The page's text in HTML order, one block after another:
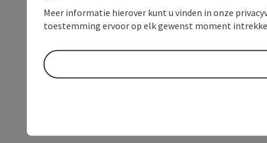
Meer informatie hierover kunt u vinden in onze
toestemming ervoor op elk gewenst moment